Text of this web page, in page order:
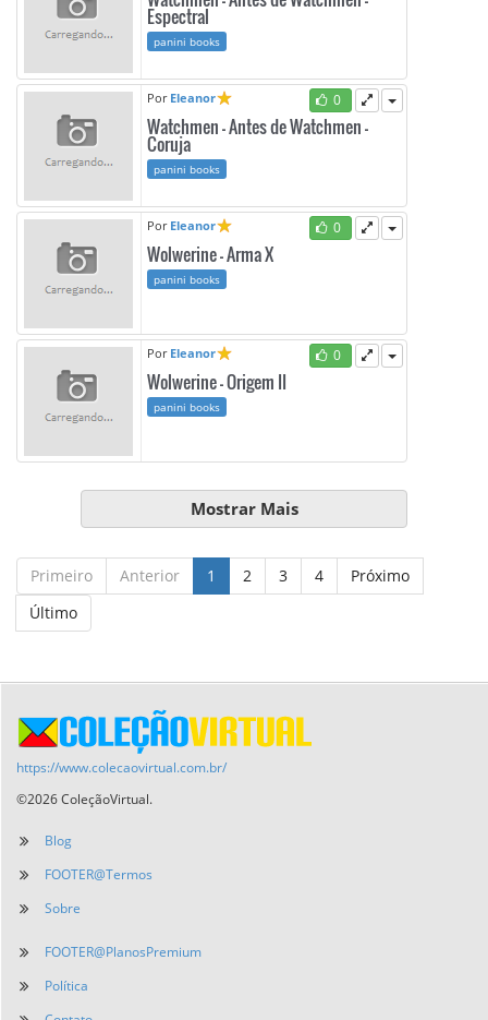
Espectral
panini books
0
Por Eleanor
Watchmen - Antes de Watchmen -
Coruja
panini books
0
Por Eleanor
Wolwerine - Arma X
panini books
0
Por Eleanor
Wolwerine - Origem II
panini books
Mostrar Mais
Primeiro Anterior 1 2 3 4
Próximo
Último
https://www.colecaovirtual.com.br/
©2026 ColeçãoVirtual.
Blog
FOOTER@Termos
Sobre
FOOTER@PlanosPremium
Política